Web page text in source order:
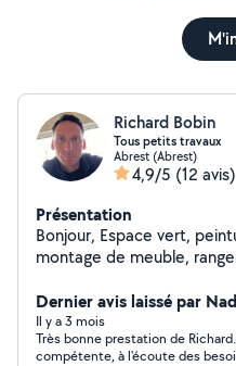
Richard Bobin
Tous petits travaux
Abrest (Abrest)
4,9/5 (12 avis)
Présentation
Bonjour, Espace vert, peinture, divers petit travaux,
montage de meuble,
Dernier avis laissé par
Il y a 3 mois
Très bonne prestation de
compétente, à l'écoute des